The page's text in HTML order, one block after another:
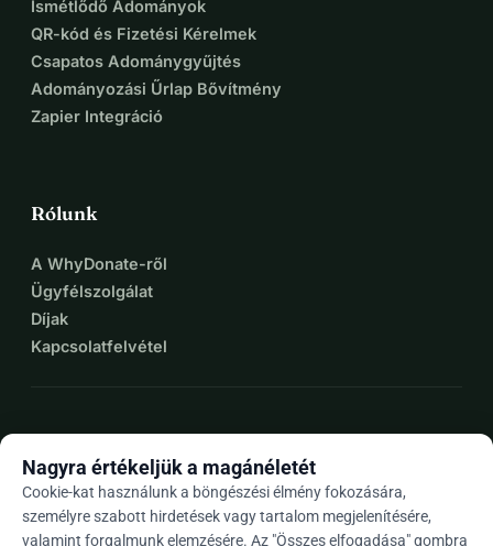
Ismétlődő Adományok
QR-kód és Fizetési Kérelmek
Csapatos Adománygyűjtés
Adományozási Űrlap Bővítmény
Zapier Integráció
Rólunk
A WhyDonate-ről
Ügyfélszolgálat
Díjak
Kapcsolatfelvétel
Nagyra értékeljük a magánéletét
Cookie-kat használunk a böngészési élmény fokozására,
személyre szabott hirdetések vagy tartalom megjelenítésére,
valamint forgalmunk elemzésére. Az "Összes elfogadása" gombra